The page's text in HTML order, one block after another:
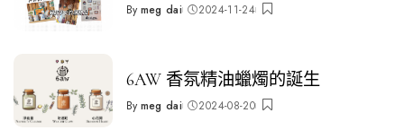
Posted
By meg dai 2024-11-24
6AW 香氛精油蠟燭的誕生
Posted
By meg dai 2024-08-20